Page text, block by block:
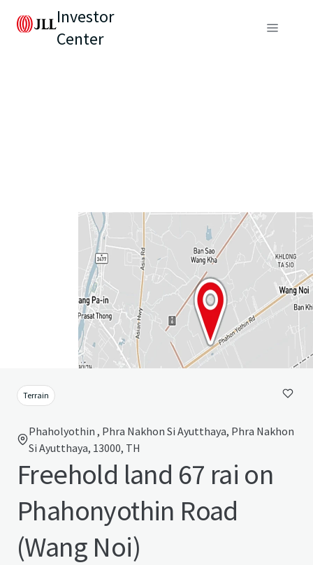
Investor
Center
Terrain
Phaholyothin , Phra Nakhon Si Ayutthaya, Phra Nakhon
Si Ayutthaya, 13000, TH
Freehold land 67 rai on
Phahonyothin Road
(Wang Noi)